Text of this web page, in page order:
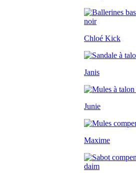
Chloé Kick
Janis
Junie
Maxime